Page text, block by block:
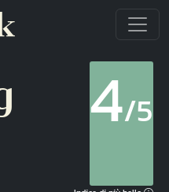
4/5